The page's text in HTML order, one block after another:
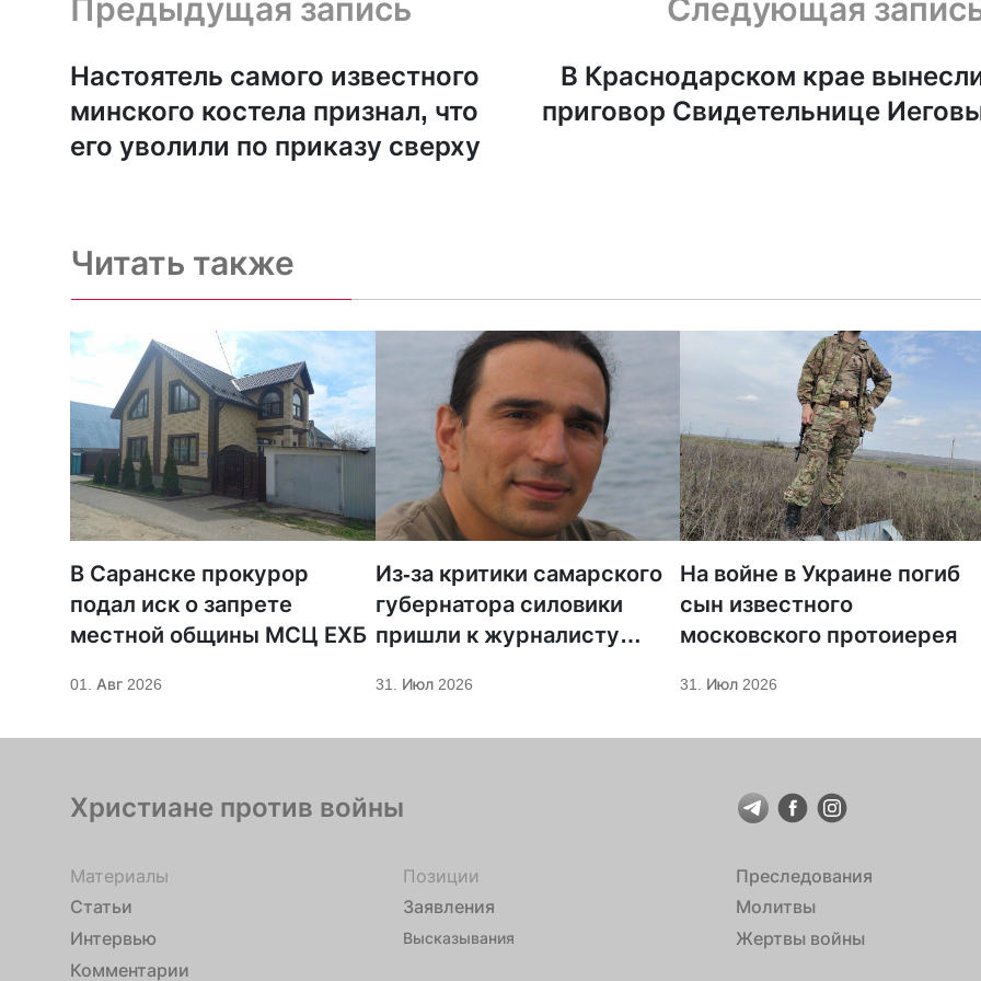
Предыдущая запись
Настоятель самого известного
минского костела признал, что
его уволили по приказу сверху
Следующая
В Краснодарском крае
приговор Свидетельнице
Читать также
В Саранске прокурор
подал иск о запрете
местной общины МСЦ ЕХБ
01. Авг 2026
Из-за критики самарского
губернатора силовики
пришли к журналисту
31. Июл 2026
На войне в Украине погиб
сын известного
московского протоиерея
31. Июл 2026
Христиане против войны
Материалы
Статьи
Интервью
Комментарии
Позиции
Заявления
Высказывания
Преследования
Молитвы
Жертвы войны